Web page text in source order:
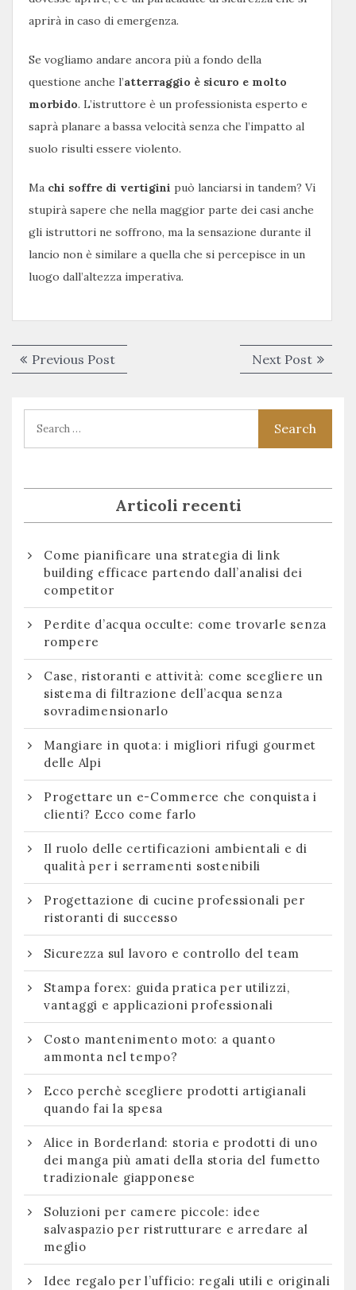
aprirà in caso di emergenza.
Se vogliamo andare ancora più a fondo della
questione anche l’atterraggio è sicuro e molto
morbido. L’istruttore è un professionista esperto e
saprà planare a bassa velocità senza che l’impatto al
suolo risulti essere violento.
Ma chi soffre di vertigini può lanciarsi in tandem? Vi
stupirà sapere che nella maggior parte dei casi anche
gli istruttori ne soffrono, ma la sensazione durante il
lancio non è similare a quella che si percepisce in un
luogo dall’altezza imperativa.
Navigazione
articoli
Previous PostPrevious
post:
Next PostNext
post:
Articoli recenti
Come pianificare una strategia di link
building efficace partendo dall’analisi dei
competitor
Perdite d’acqua occulte: come trovarle senza
rompere
Case, ristoranti e attività: come scegliere un
sistema di filtrazione dell’acqua senza
sovradimensionarlo
Mangiare in quota: i migliori rifugi gourmet
delle Alpi
Progettare un e-Commerce che conquista i
clienti? Ecco come farlo
Il ruolo delle certificazioni ambientali e di
qualità per i serramenti sostenibili
Progettazione di cucine professionali per
ristoranti di successo
Sicurezza sul lavoro e controllo del team
Stampa forex: guida pratica per utilizzi,
vantaggi e applicazioni professionali
Costo mantenimento moto: a quanto
ammonta nel tempo?
Ecco perchè scegliere prodotti artigianali
quando fai la spesa
Alice in Borderland: storia e prodotti di uno
dei manga più amati della storia del fumetto
tradizionale giapponese
Soluzioni per camere piccole: idee
salvaspazio per ristrutturare e arredare al
meglio
Idee regalo per l’ufficio: regali utili e originali